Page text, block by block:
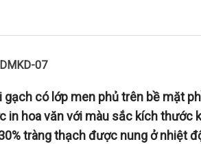
07
gạch có lớp men phủ trên bề mặt
in hoa văn với màu sắc kích thước
tràng thạch được nung ở nhiệt